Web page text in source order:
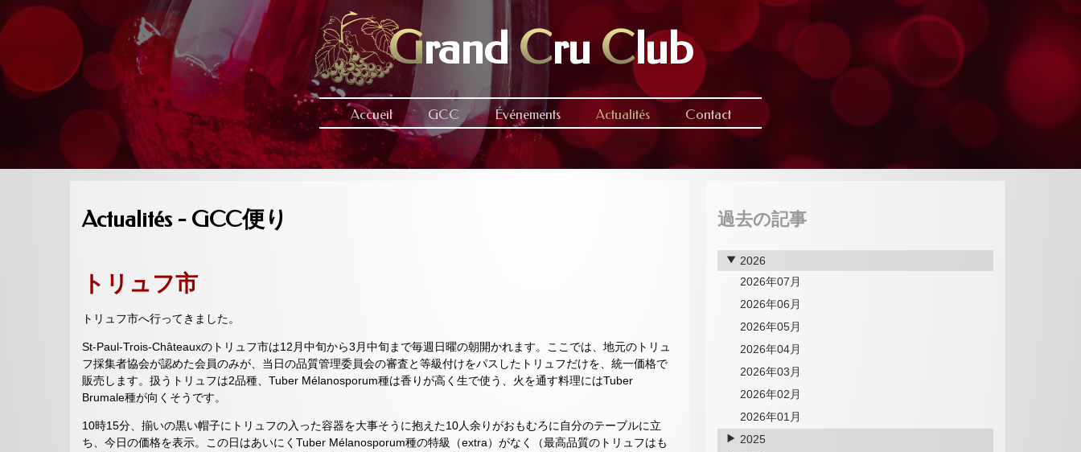
GrandCruClub
Accueil GCC Événements Actualités Contact
Actualités - GCC便り
トリュフ市
トリュフ市へ行ってきました。
St-Paul-Trois-Châteauxのトリュフ市は12月中旬から3月中旬まで毎週日曜の朝開かれます。ここでは、地元のトリュ
フ採集者協会が認めた会員のみが、当日の品質管理委員会の審査と等級付けをパスしたトリュフだけを、統一価格で
販売します。扱うトリュフは2品種、Tuber Mélanosporum種は香りが高く生で使う、火を通す料理にはTuber
Brumale種が向くそうです。
10時15分、揃いの黒い帽子にトリュフの入った容器を大事そうに抱えた10人余りがおもむろに自分のテーブルに立
ち、今日の価格を表示。この日はあいにくTuber Mélanosporum種の特級（extra）がなく（最高品質のトリュフはも
過去の記事
2026
2026年07月
2026年06月
2026年05月
2026年04月
2026年03月
2026年02月
2026年01月
2025